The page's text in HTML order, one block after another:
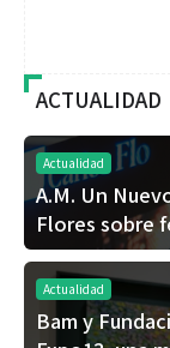
ACTUALIDAD
Actualidad
A.M. Un
Flores sobre
Actualidad
Bam y